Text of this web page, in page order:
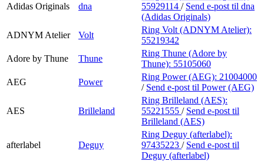
Adidas Originals dna
55929114 / Send e-post til dna
(Adidas Originals)
ADNYM Atelier
Volt
Ring Volt (ADNYM Atelier):
55219342
Adore by Thune
Thune
Ring Thune (Adore by
Thune): 55105060
AEG
Power
Ring Power (AEG): 21004000
/ Send e-post til Power (AEG)
AES Brilleland
Ring Brilleland (AES):
55221555 / Send e-post til
Brilleland (AES)
afterlabel Deguy
Ring Deguy (afterlabel):
97435223 / Send e-post til
Deguy (afterlabel)